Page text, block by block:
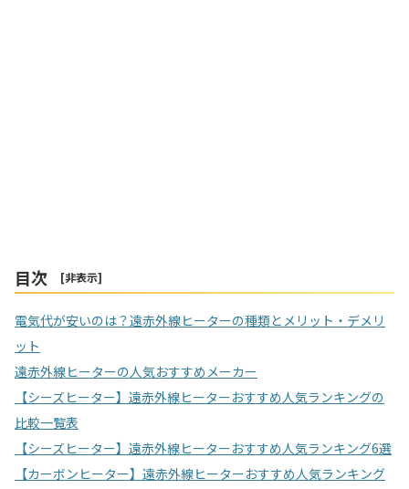
目次 [非表示]
電気代が安いのは？遠赤外線ヒーターの種類とメリット・デメリ
ット
遠赤外線ヒーターの人気おすすめメーカー
【シーズヒーター】遠赤外線ヒーターおすすめ人気ランキングの
比較一覧表
【シーズヒーター】遠赤外線ヒーターおすすめ人気ランキング6選
【カーボンヒーター】遠赤外線ヒーターおすすめ人気ランキング